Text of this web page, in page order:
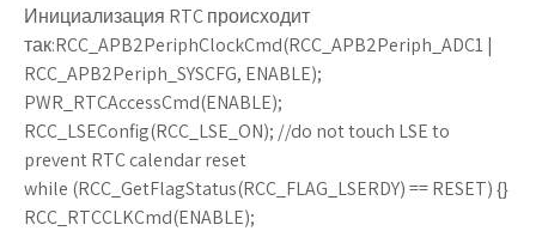
Инициализация RTC происходит
так:RCC_APB2PeriphClockCmd(RCC_APB2Periph_ADC1 |
RCC_APB2Periph_SYSCFG, ENABLE);
PWR_RTCAccessCmd(ENABLE);
RCC_LSEConfig(RCC_LSE_ON); //do not touch LSE to
prevent RTC calendar reset
while (RCC_GetFlagStatus(RCC_FLAG_LSERDY) == RESET) {}
RCC_RTCCLKCmd(ENABLE);